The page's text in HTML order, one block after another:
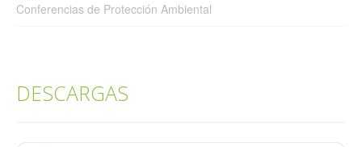
Conferencias de Protección Ambiental
DESCARGAS